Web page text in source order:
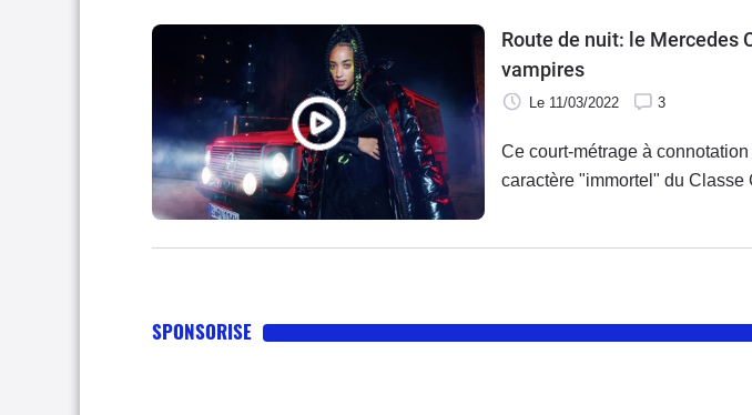
Route de nuit: le Mercedes
vampires
Le 11/03/2022 3
Ce court-métrage à
caractère "immortel" du Classe
SPONSORISE